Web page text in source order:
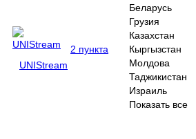
UNIStream
2 пункта
Беларусь
Грузия
Казахстан
Кыргызстан
Молдова
Таджикистан
Израиль
Показать все